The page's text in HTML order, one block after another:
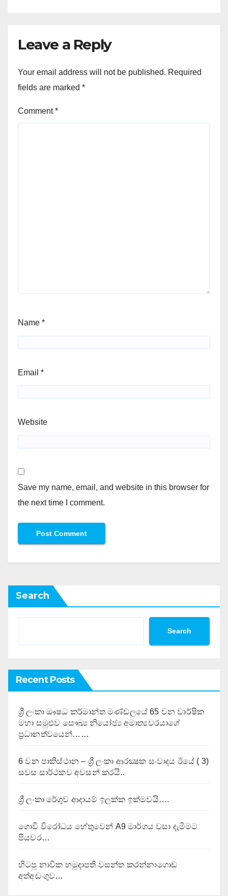
Leave a Reply
Your email address will not be published. Required
fields are marked *
Comment*
Name *
Email *
Website
Save my name, email, and website in this browser for
the next time I comment.
Search
Search
Recent Posts
ශ්‍රී ලංකා ඖෂධ කර්මාන්ත මණ්ඩලයේ 65 වන වාර්ෂික
මහා සමුළුව සෞඛ්‍ය නියෝජ්‍ය අමාත්‍යවරයාගේ
ප්‍රධානත්වයෙන්……
6 වන පාකිස්ථාන – ශ්‍රී ලංකා ආරක්‍ෂක සංවාදය ඊයේ ( 3)
සවස සාර්ථකව අවසන් කරයි..
ශ්‍රී ලංකා රේගුව ආදායම් ඉලක්ක ඉක්මවයි….
ගොවි විරෝධය හේතුවෙන් A9 මාර්ගය වසා දැමිමට
පියවර…
හිටපු නාවික හමුදාපති වසන්ත කරන්නාගොඩ
අත්අඩංගුව…